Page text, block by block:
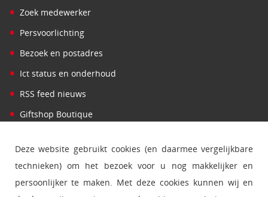
Deze website gebruikt cookies (en daarmee vergelijkbare
technieken) om het bezoek voor u nog makkelijker en
persoonlijker te maken. Met deze cookies kunnen wij en
• Zoek medewerker
• Persvoorlichting
• Bezoek en postadres
• Ict status en onderhoud
• RSS feed nieuws
• Giftshop Boutique